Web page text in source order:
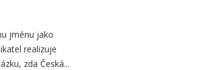
jménu jako
realizuje
zda Česká...